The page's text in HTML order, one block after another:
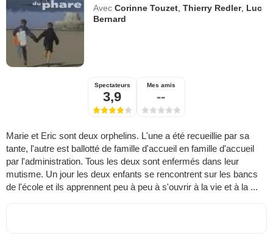
Avec Corinne Touzet ,Thierry Redler, Luc
Bernard
Spectateurs
3,9
Mes amis
--
Marie et Eric sont deux orphelins. L'une a été recueillie par sa
tante, l'autre est ballotté de famille d'accueil en famille d'accueil
par l'administration. Tous les deux sont enfermés dans leur
mutisme. Un jour les deux enfants se rencontrent sur les bancs
de l'école et ils apprennent peu à peu à s'ouvrir à la vie et à la ...